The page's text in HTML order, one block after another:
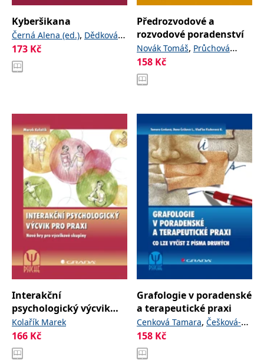
Kyberšikana
Černá Alena (ed.), Dědková
Lenka,Macháčková Hana
Ševčíková Anna
173 Kč
Předrozvodové a
rozvodové poradenství
Novák Tomáš, Průchová
Bohumila
158 Kč
Interakční
psychologický výcvik
pro praxi
Kolařík Marek
166 Kč
Grafologie v poradenské
a terapeutické praxi
Cenková Tamara, Češková-
Lukášová Dana
Katzerová Vlaďka
158 Kč